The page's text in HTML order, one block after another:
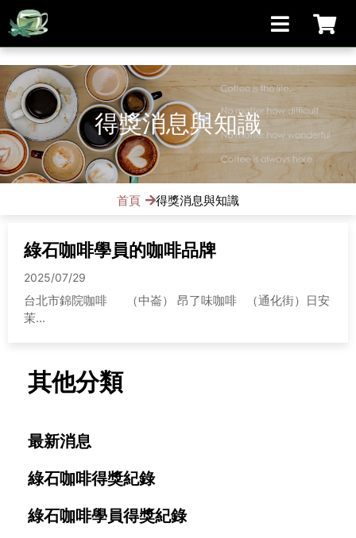
[手機/平板選擇頁面, 請點選螢幕左上方橫線條小圖]
得獎消息與知識
首頁 得獎消息與知識
其他分類
最新消息
綠石咖啡得獎紀錄
綠石咖啡學員得獎紀錄
綠石咖啡學員的咖啡品牌
2025/07/29
台北市錦院咖啡 （中崙） 昂了味咖啡 （通化街）日安
茉...